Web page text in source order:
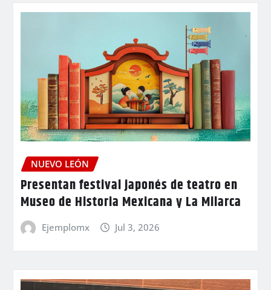
NUEVO LEÓN
Presentan festival japonés de teatro en
Museo de Historia Mexicana y La Milarca
Ejemplomx Jul 3, 2026